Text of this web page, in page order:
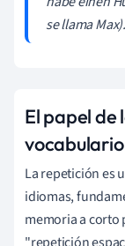
se llama Max).
El papel de
La repetición es
idiomas,
memoria a corto
"repetición